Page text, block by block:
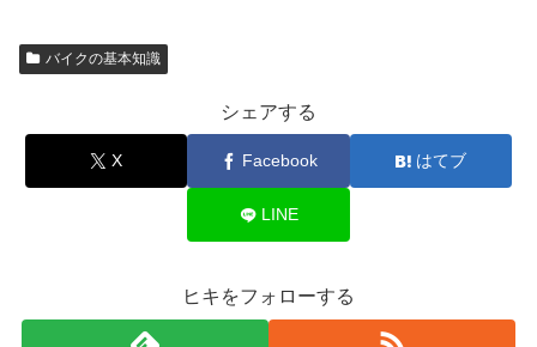
バイクの基本知識
シェアする
X Facebook はてブ
LINE
ヒキをフォローする